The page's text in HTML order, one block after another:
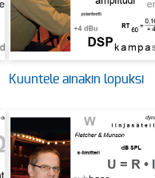
Kuuntele ainakin lopuksi